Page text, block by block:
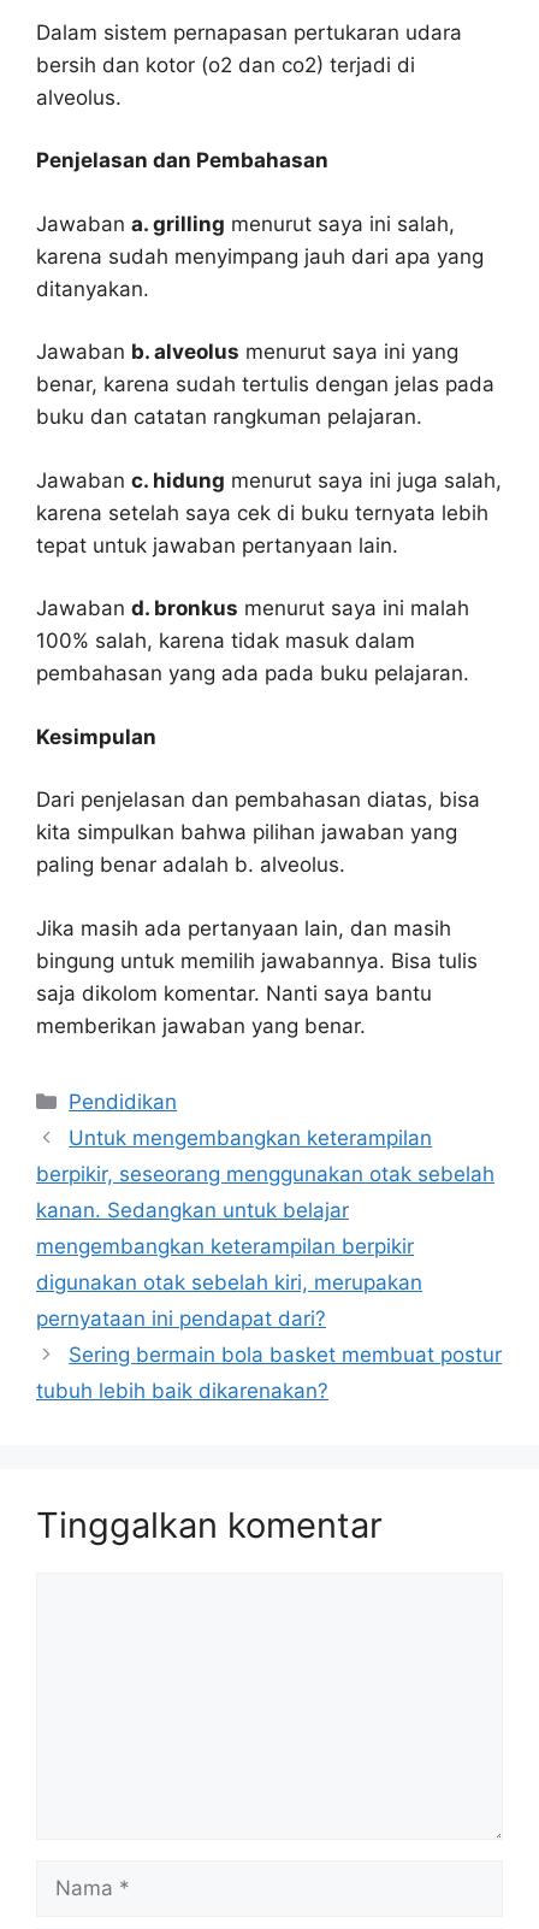
Dalam sistem pernapasan pertukaran udara
bersih dan kotor (o2 dan co2) terjadi di
alveolus.
Penjelasan dan Pembahasan
Jawaban a. grilling menurut saya ini salah,
karena sudah menyimpang jauh dari apa yang
ditanyakan.
Jawaban b. alveolus menurut saya ini yang
benar, karena sudah tertulis dengan jelas pada
buku dan catatan rangkuman pelajaran.
Jawaban c. hidung menurut saya ini juga salah,
karena setelah saya cek di buku ternyata lebih
tepat untuk jawaban pertanyaan lain.
Jawaban d. bronkus menurut saya ini malah
100% salah, karena tidak masuk dalam
pembahasan yang ada pada buku pelajaran.
Kesimpulan
Dari penjelasan dan pembahasan diatas, bisa
kita simpulkan bahwa pilihan jawaban yang
paling benar adalah b. alveolus.
Jika masih ada pertanyaan lain, dan masih
bingung untuk memilih jawabannya. Bisa tulis
saja dikolom komentar. Nanti saya bantu
memberikan jawaban yang benar.
Kategori
Pendidikan
Untuk mengembangkan keterampilan
berpikir, seseorang menggunakan otak sebelah
kanan. Sedangkan untuk belajar
mengembangkan keterampilan berpikir
digunakan otak sebelah kiri, merupakan
pernyataan ini pendapat dari?
Sering bermain bola basket membuat postur
tubuh lebih baik dikarenakan?
Tinggalkan komentar